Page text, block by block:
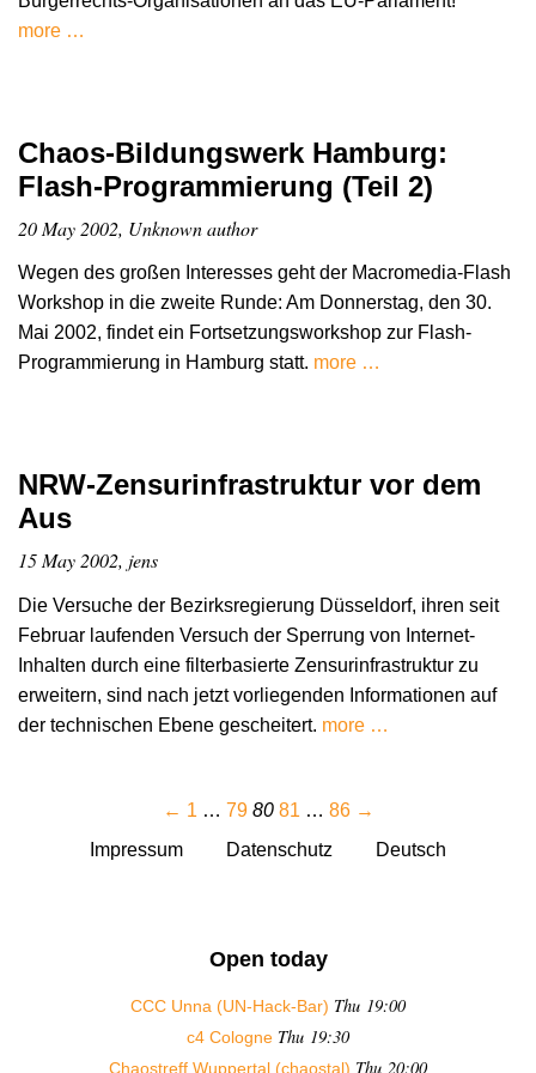
more …
Chaos-Bildungswerk Hamburg:
Flash-Programmierung (Teil 2)
20 May 2002, Unknown author
Wegen des großen Interesses geht der Macromedia-Flash
Workshop in die zweite Runde: Am Donnerstag, den 30.
Mai 2002, findet ein Fortsetzungsworkshop zur Flash-
Programmierung in Hamburg statt. more …
NRW-Zensurinfrastruktur vor dem
Aus
15 May 2002, jens
Die Versuche der Bezirksregierung Düsseldorf, ihren seit
Februar laufenden Versuch der Sperrung von Internet-
Inhalten durch eine filterbasierte Zensurinfrastruktur zu
erweitern, sind nach jetzt vorliegenden Informationen auf
der technischen Ebene gescheitert. more …
← 1 … 79 80 81 … 86 →
Impressum
Datenschutz Deutsch
Open today
CCC Unna (UN-Hack-Bar) Thu 19:00
c4 Cologne Thu 19:30
Chaostreff Wuppertal (chaostal) Thu 20:00